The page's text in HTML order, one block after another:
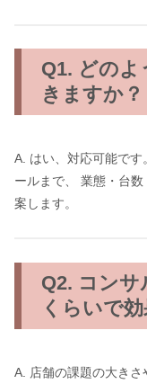
Q1. どのよ
きますか？
A. はい、対応可能で
ールまで、 業態・台
案します。
Q2. コンサ
くらいで
A. 店舗の課題の大きさ